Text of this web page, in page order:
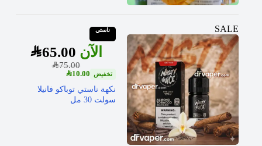
SALE ناستي
SAR75.00
SAR65.00
SAR10.00
نكهة ناستي توباكو فانيلا
سولت 30 مل